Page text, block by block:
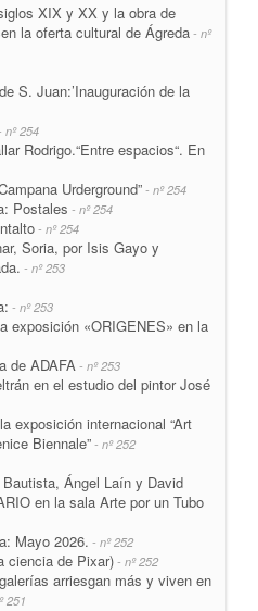
XIX y XX y la obra de
la oferta cultural de Ágreda - nº
S. Juan:’Inauguración de la
nº 254
Rodrigo.“Entre espacios“. En
Urderground” - nº 254
Postales - nº 254
- nº 254
Soria, por Isis Gayo y
- nº 253
- nº 253
exposición «ORIGENES» en la
de ADAFA - nº 253
en el estudio del pintor José
exposición internacional “Art
Biennale” - nº 252
Ángel Laín y David
en la sala Arte por un Tubo
Mayo 2026. - nº 252
ciencia de Pixar) - nº 252
arriesgan más y viven en
251